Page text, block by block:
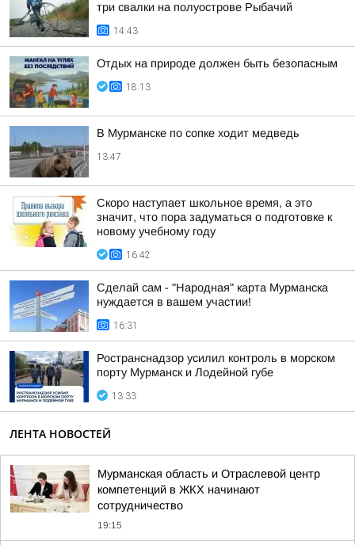
три свалки на полуострове Рыбачий
14:43
Отдых на природе должен быть безопасным
18:13
В Мурманске по сопке ходит медведь
13:47
Скоро наступает школьное время, а это
значит, что пора задуматься о подготовке к
новому учебному году
16:42
Сделай сам - "Народная" карта Мурманска
нуждается в вашем участии!
16:31
Ространснадзор усилил контроль в морском
порту Мурманск и Лодейной губе
13:33
ЛЕНТА НОВОСТЕЙ
Мурманская область и Отраслевой центр
компетенций в ЖКХ начинают
сотрудничество
19:15